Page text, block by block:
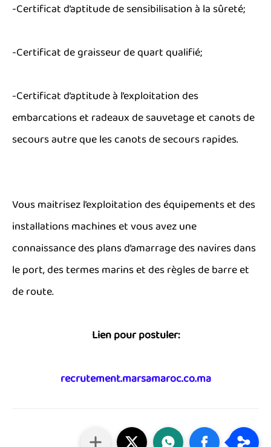
-Certificat d’aptitude de sensibilisation à la sûreté;
-Certificat de graisseur de quart qualifié;
-Certificat d’aptitude à l’exploitation des
embarcations et radeaux de sauvetage et canots de
secours autre que les canots de secours rapides.
Vous maitrisez l’exploitation des équipements et des
installations machines et vous avez une
connaissance des plans d’amarrage des navires dans
le port, des termes marins et des règles de barre et
de route.
Lien pour postuler:
recrutement.marsamaroc.co.ma